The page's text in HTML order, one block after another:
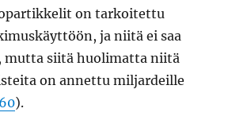
on tarkoitettu
ja niitä ei saa
mutta siitä huolimatta niitä
on annettu miljardeille
).